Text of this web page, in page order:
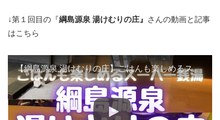
↓第１回目の『綱島源泉 湯けむりの庄』
さんの動画と記事
はこちら
【綱島源泉 湯けむりの庄】ごはんも楽しめるスーパー銭湯〜身も心もおなかも満たされた〜